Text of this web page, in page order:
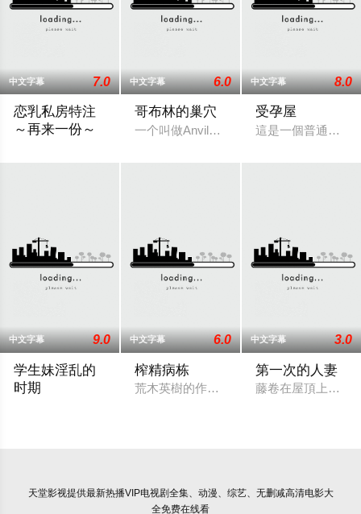
中文字幕 7.0
恋乳私房特注
～再来一份～
中文字幕 6.0
哥布林的巢穴
一个叫做Anvil的虔诚巡礼者成为了袭击
中文字幕 8.0
受孕屋
這是一個普通的上
中文字幕 9.0
学生妹淫乱的
时期
中文字幕 6.0
榨精病栋
荒木英樹的作品，劇情續上一話，這間
中文字幕 3.0
第一次的人妻
藤卷在屋頂上休息
天堂影视提供最新热播VIP电视剧全集、动漫、综艺、无删减高清电影大
全免费在线看